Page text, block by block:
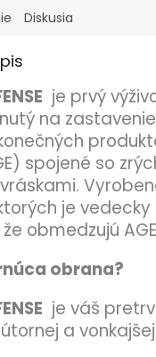
Diskusia
je prvý
na zastavenie
spojené so
je vedecky
obmedzujú
obrana?
je váš
a